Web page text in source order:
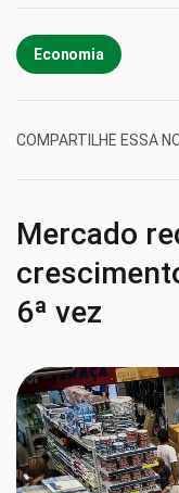
Economia
COMPARTILHE ESSA
Mercado
6ª vez